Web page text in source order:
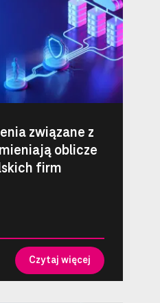
związane z
oblicze
firm
Czytaj więcej